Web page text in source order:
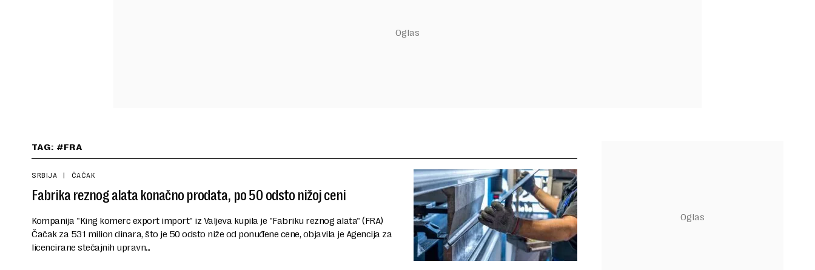
TAG: #FRA
SRBIJA ČAČAK
Fabrika reznog alata konačno prodata, po 50 odsto nižoj ceni
Kompanija "King komerc export import" iz Valjeva kupila je "Fabriku reznog alata" (FRA)
Čačak za 531 milion dinara, što je 50 odsto niže od ponuđene cene, objavila je Agencija za
licencirane stečajnih upravn...